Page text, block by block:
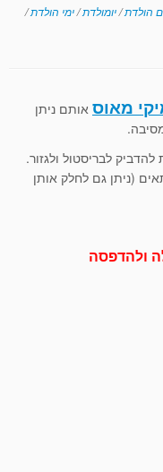
הולדת/יומולדת/ימי הולדת/
מאוס אותם ניתן
לבריסטול ולגזור.
(ניתן גם לחלק אותן
ולהדפסה